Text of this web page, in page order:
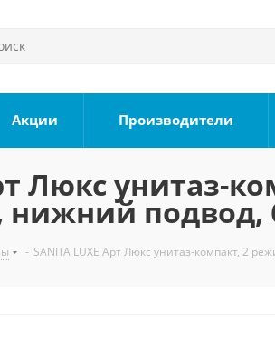
Акции Производители
Люкс унитаз-
подвод,
- SANITA LUXE Арт Люкс унитаз-компакт, 2